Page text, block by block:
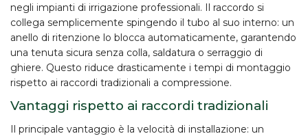
negli impianti di irrigazione professionali. Il raccordo si
collega semplicemente spingendo il tubo al suo interno: un
anello di ritenzione lo blocca automaticamente, garantendo
una tenuta sicura senza colla, saldatura o serraggio di
ghiere. Questo riduce drasticamente i tempi di montaggio
rispetto ai raccordi tradizionali a compressione.
Vantaggi rispetto ai raccordi tradizionali
Il principale vantaggio è la velocità di installazione: un